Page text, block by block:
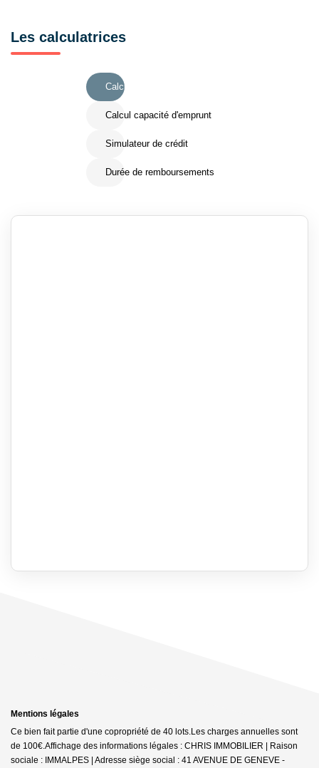
Les calculatrices
Calcul Frais de notaire
Calcul capacité d'emprunt
Simulateur de crédit
Durée de remboursements
Mentions légales
Ce bien fait partie d'une copropriété de 40 lots.Les charges annuelles sont
de 100€. Affichage des informations légales : CHRIS IMMOBILIER | Raison
sociale : IMMALPES | Adresse siège social : 41 AVENUE DE GENEVE -